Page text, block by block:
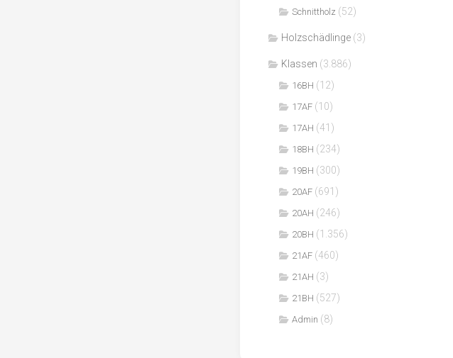
Schnittholz (52)
Holzschädlinge (3)
Klassen (3.886)
16BH (12)
17AF (10)
17AH (41)
18BH (234)
19BH (300)
20AF (691)
20AH (246)
20BH (1.356)
21AF (460)
21AH (3)
21BH (527)
Admin (8)